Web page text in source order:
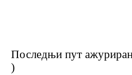
Последњи пут
)